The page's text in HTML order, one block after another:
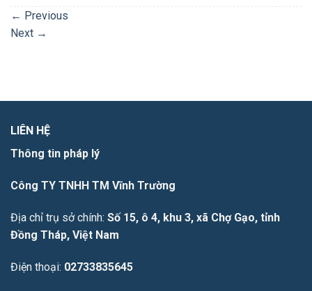
← Previous
Next →
LIÊN HỆ
Thông tin pháp lý
Công TY TNHH TM Vĩnh Trường
Địa chỉ trụ sở chính: Số 15, ô 4, khu 3, xã Chợ Gạo, tỉnh
Đồng Tháp, Việt Nam
Điện thoại: 02733835645